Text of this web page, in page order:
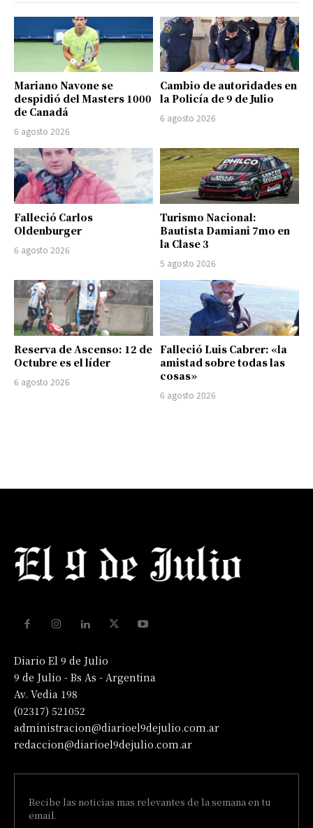
Mariano Navone se
despidió del Masters 1000
de Canadá
6 agosto 2026
Cambio de autoridades en
la Policía de 9 de Julio
6 agosto 2026
Falleció Carlos
Oldenburger
6 agosto 2026
Turismo Nacional:
Bautista Damiani 7mo en
la Clase 3
5 agosto 2026
Reserva de Ascenso: 12 de
Octubre es el líder
6 agosto 2026
Falleció Luis Cabrer: «la
amistad sobre todas las
cosas»
6 agosto 2026
Diario El 9 de Julio
9 de Julio - Bs As - Argentina
Av. Vedia 198
(02317) 521052
administracion@diarioel9dejulio.com.ar
redaccion@diarioel9dejulio.com.ar
Recibe las noticias mas relevantes de la semana en tu
email.